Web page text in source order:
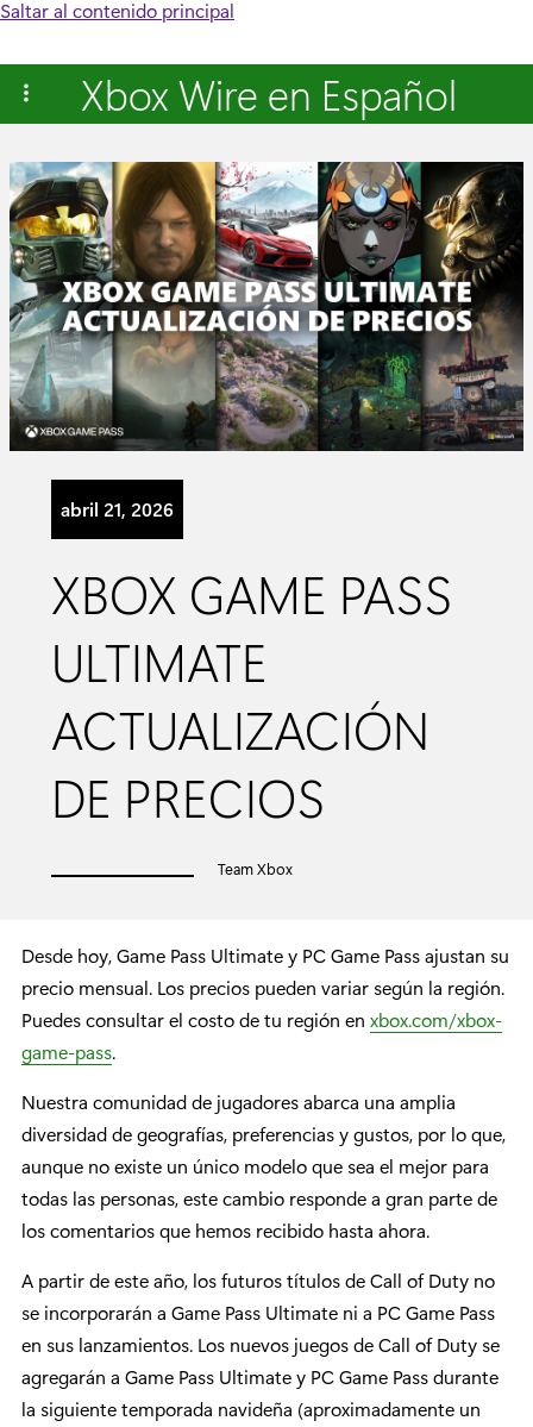
Saltar al contenido principal
Xbox Wire en Español
abril 21, 2026
XBOX GAME PASS
ULTIMATE
ACTUALIZACIÓN
DE PRECIOS
Team Xbox
Desde hoy, Game Pass Ultimate y PC Game Pass ajustan su
precio mensual. Los precios pueden variar según la región.
Puedes consultar el costo de tu región en xbox.com/xbox-
game-pass.
Nuestra comunidad de jugadores abarca una amplia
diversidad de geografías, preferencias y gustos, por lo que,
aunque no existe un único modelo que sea el mejor para
todas las personas, este cambio responde a gran parte de
los comentarios que hemos recibido hasta ahora.
A partir de este año, los futuros títulos de Call of Duty no
se incorporarán a Game Pass Ultimate ni a PC Game Pass
en sus lanzamientos. Los nuevos juegos de Call of Duty se
agregarán a Game Pass Ultimate y PC Game Pass durante
la siguiente temporada navideña (aproximadamente un